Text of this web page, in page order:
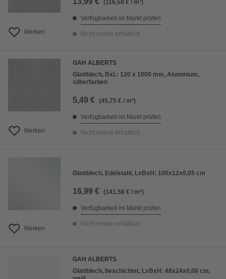
Merken
(116,58 € / m²)
Verfügbarkeit im Markt prüfen
Nicht online erhältlich
Merken
GAH ALBERTS
Glattblech, BxL: 120 x 1000 mm, Aluminium,
silberfarben
5,49 € (45,75 € / m²)
Verfügbarkeit im Markt prüfen
Nicht online erhältlich
Merken
Glattblech, Edelstahl, LxBxH: 100x12x0,05 cm
16,99 € (141,58 € / m²)
Verfügbarkeit im Markt prüfen
Nicht online erhältlich
GAH ALBERTS
Glattblech, beschichtet, LxBxH: 48x24x0,08 cm,